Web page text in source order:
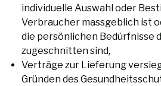
individuelle Auswahl oder
Verbraucher massgeblich ist
die persönlichen Bedürfnisse
zugeschnitten sind,
Verträge zur Lieferung
Gründen des